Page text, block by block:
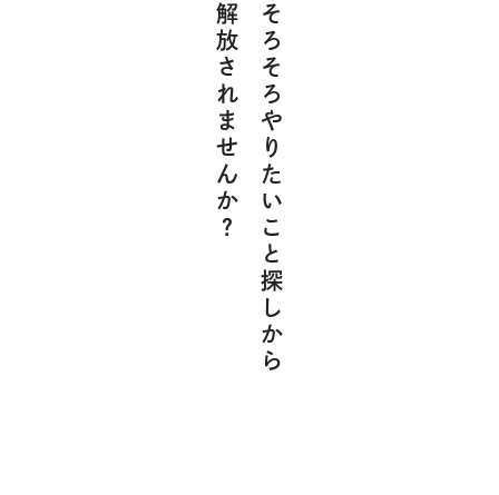
そろそろやりたいこと探しから
解放されませんか？